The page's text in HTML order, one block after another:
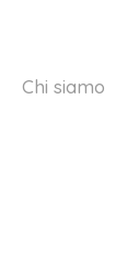
Chi siamo